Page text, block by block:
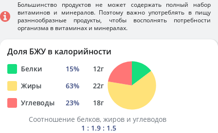
Большинство продуктов не может содержать полный набор
витаминов и минералов. Поэтому важно употреблять в пищу
разннообразные продукты, чтобы восполнять потребности
организма в витаминах и минералах.
Доля БЖУ в калорийности
Белки 15% 12г
Жиры
63% 22г
Углеводы
23% 18г
Соотношение белков, жиров и углеводов
1 : 1.9 : 1.5